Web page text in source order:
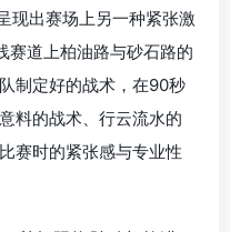
现出赛场上另一种紧张激
赛道上柏油路与砂石路的
制定好的战术，在90秒
料的战术、行云流水的
赛时的紧张感与专业性